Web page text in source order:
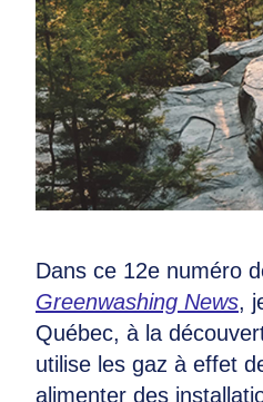
Dans ce 12e numéro
Greenwashing News,
Québec, à la
utilise les gaz à effet
alimenter des